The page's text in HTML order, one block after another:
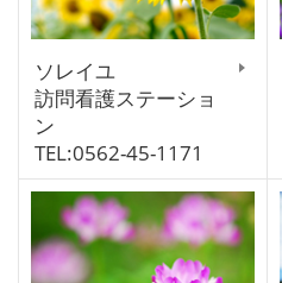
ソレイユ
訪問看護ステーショ
ン
TEL:0562-45-1171